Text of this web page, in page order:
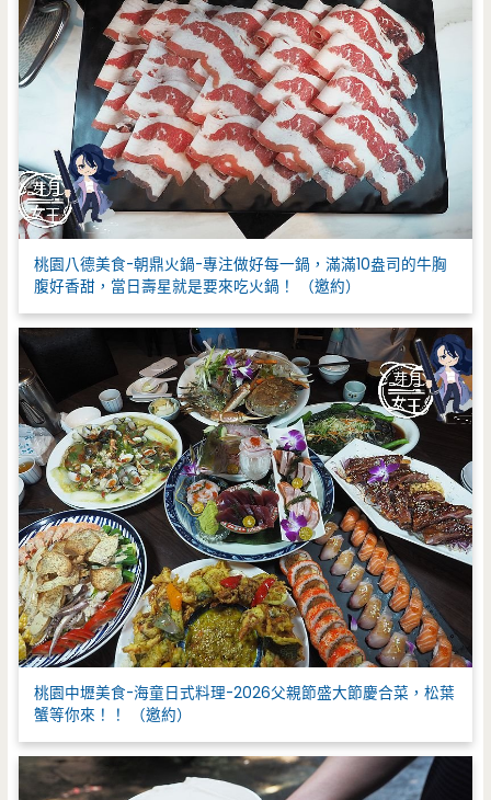
桃園八德美食-朝鼎火鍋-專注做好每一鍋，滿滿10盎司的牛胸
腹好香甜，當日壽星就是要來吃火鍋！ （邀約）
桃園中壢美食-海童日式料理-2026父親節盛大節慶合菜，松葉
蟹等你來！！ （邀約）